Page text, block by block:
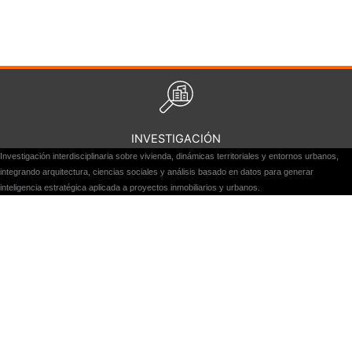
INVESTIGACIÓN
Investigación interdisciplinaria sobre vivienda, dinámicas territoriales y entornos urbanos,
integrando arquitectura, ciencias sociales y análisis basado en datos para generar
inteligencia estratégica aplicada a proyectos inmobiliarios y urbanos.